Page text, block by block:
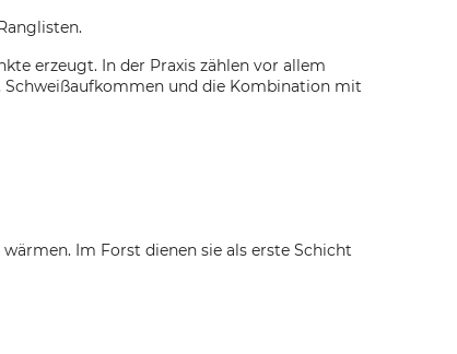
erzeugt. In der Praxis zählen vor allem
Schweißaufkommen und die Kombination mit
Im Forst dienen sie als erste Schicht